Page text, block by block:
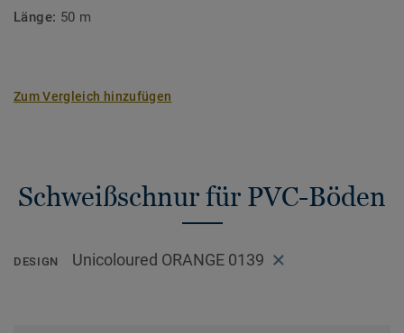
Länge: 50 m
Zum Vergleich hinzufügen
Schweißschnur für PVC-Böden
DESIGN Unicoloured ORANGE 0139